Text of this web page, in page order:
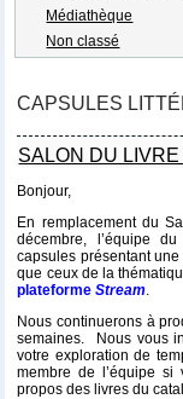
Médiathèque
Non classé
CAPSULES
SALON DU
Bonjour,
En remplacement du
décembre, l’équipe
capsules présentant
que ceux de la
plateformeStream
Nous continuerons à
semaines. Nous vous
votre exploration de
membre de l’équipe si
propos des livres du